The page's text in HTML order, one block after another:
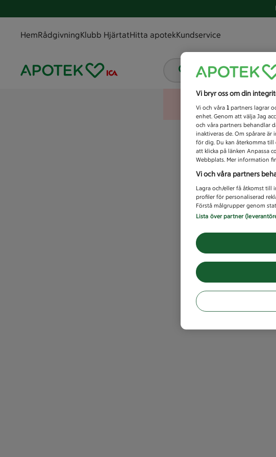
HemRådgivningKlubb HjärtatHitta apotekKundservice
Vad letar du efter
Vi bryr oss om din
Vi och våra 1 partners lagrar
enhet. Genom att välja Jag
och våra partners behandlar
inaktiveras de. Om spårare
för dig. Du kan återkomma
att klicka på länken Anpassa
Webbplats. Mer information
Vi och våra partners
Lagra och/eller få åtkomst till
profiler för personaliserad
Förstå målgrupper genom
Lista över partner